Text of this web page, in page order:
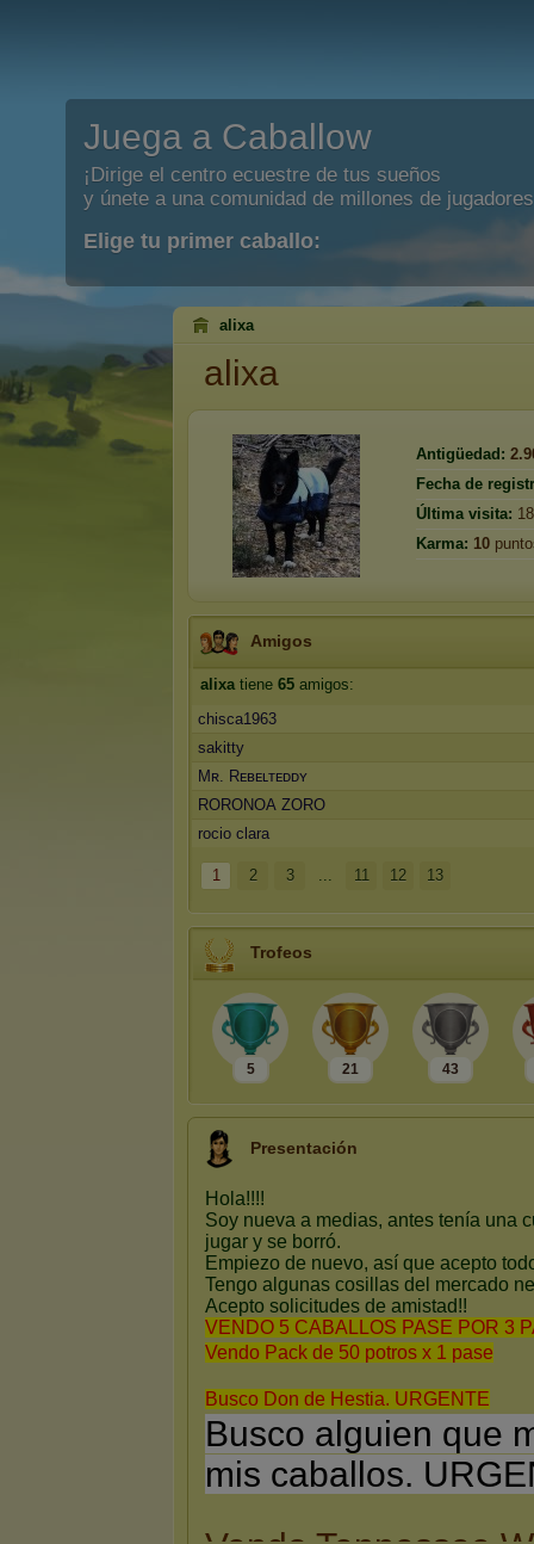
Juega a Caballow
¡Dirige el centro ecuestre de tus sueños
y únete a una comunidad de millones de
Elige tu primer caballo:
alixa
alixa
Antigüedad:
Fecha de
Última visita:
Karma: 10
Amigos
alixatiene 65 amigos:
chisca1963
sakitty
Mʀ. Rᴇвᴇʟтᴇᴅᴅʏ
RORONOA ZORO
rocio clara
1 2 3 ... 11 12 13
Trofeos
5 21 43
Presentación